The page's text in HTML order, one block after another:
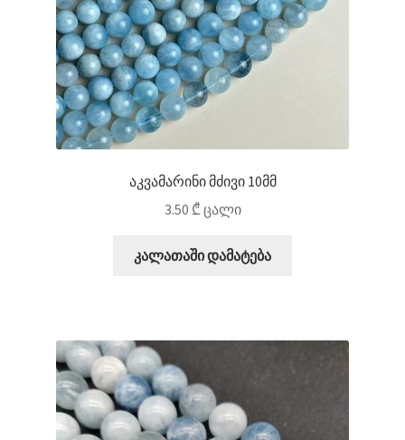
აკვამარინი მძივი 10მმ
3.50 ₾ ცალი
კალათაში დამატება